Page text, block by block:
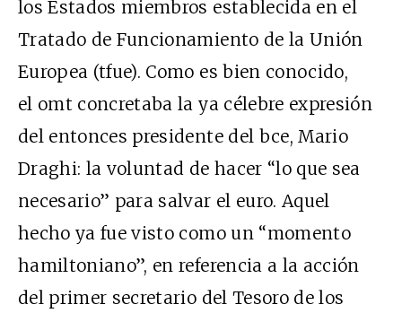
los Estados miembros establecida en el
Tratado de Funcionamiento de la Unión
Europea (tfue). Como es bien conocido,
el omt concretaba la ya célebre expresión
del entonces presidente del bce, Mario
Draghi: la voluntad de hacer “lo que sea
necesario” para salvar el euro. Aquel
hecho ya fue visto como un “momento
hamiltoniano”, en referencia a la acción
del primer secretario del Tesoro de los